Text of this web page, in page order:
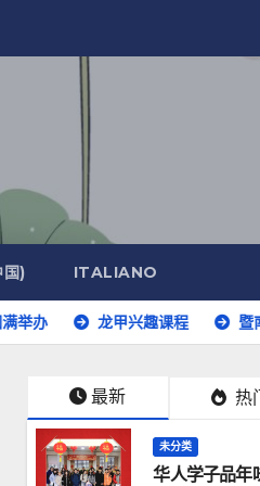
国) ITALIANO
龙甲兴趣课程 暨南大学意大
最新 热门
未分类
华人学子品年